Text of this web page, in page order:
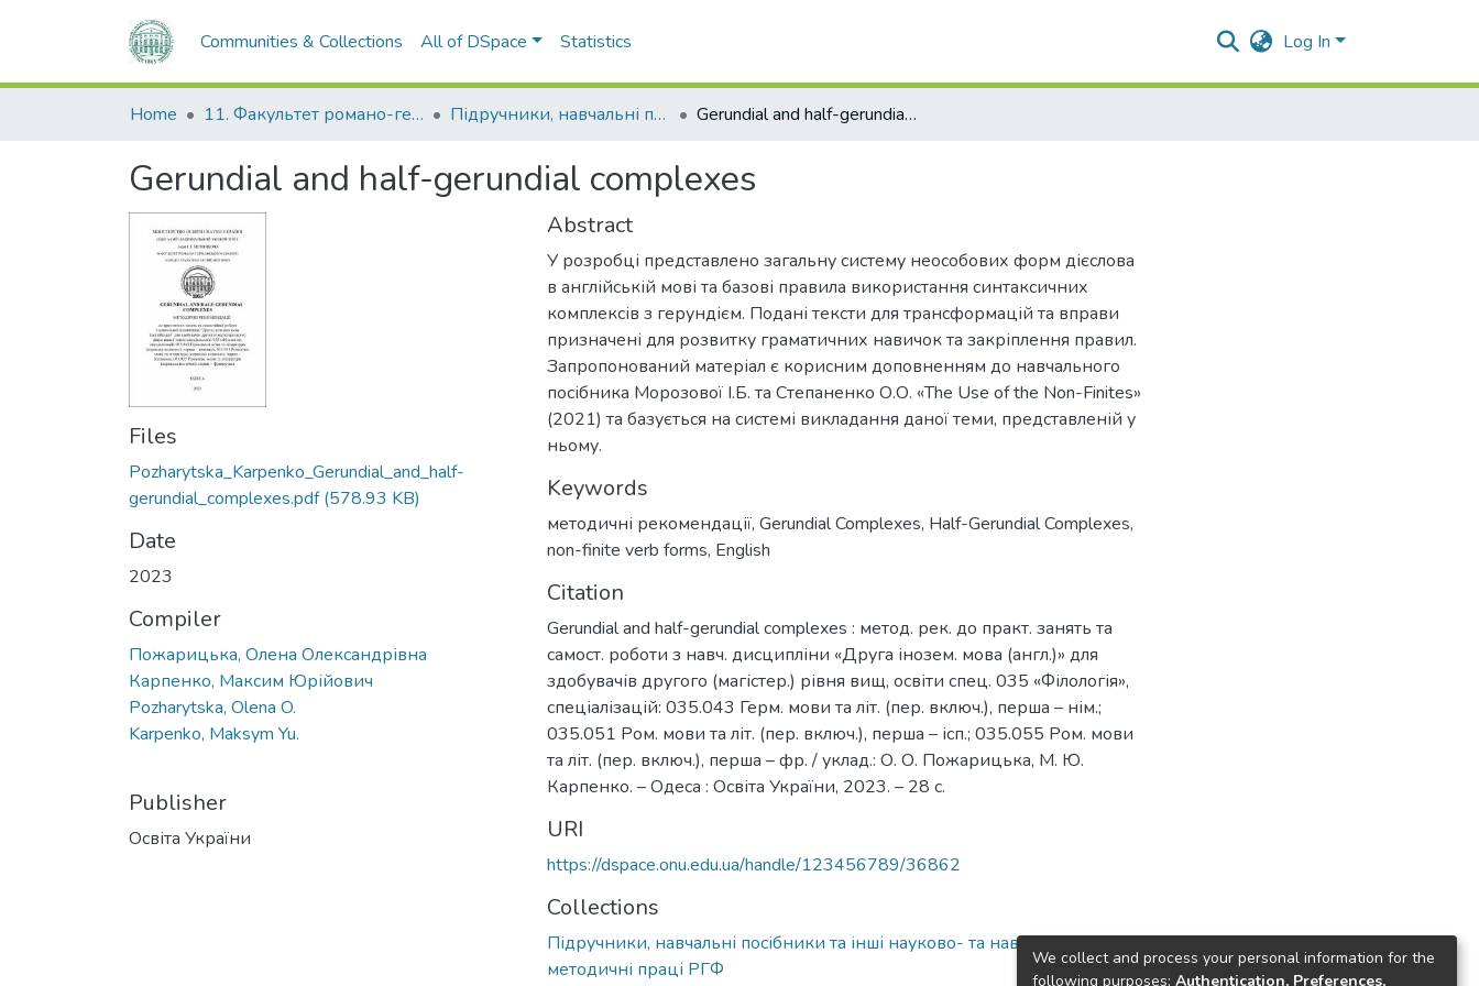
Communities & Collections All of DSpace Statistics Log In
Home 11. Факультет романо-германської філології Підручники, навчальні посібники та інші науково- та навчально-методичні праці РГФ Gerundial and half-gerundial complexes
Gerundial and half-gerundial complexes
Files
Pozharytska_Karpenko_Gerundial_and_half-
gerundial_complexes.pdf(578.93 KB)
Date
2023
Compiler
Пожарицька, Олена Олександрівна
Карпенко, Максим Юрійович
Pozharytska, Olena O.
Karpenko, Maksym Yu.
Publisher
Освіта України
Abstract
У розробці представлено загальну систему неособових форм дієслова
в англійській мові та базові правила використання синтаксичних
комплексів з герундієм. Подані тексти для трансформацій та вправи
призначені для розвитку граматичних навичок та закріплення правил.
Запропонований матеріал є корисним доповненням до навчального
посібника Морозової І.Б. та Степаненко О.О. «The Use of the Non-Finites»
(2021) та базується на системі викладання даної теми, представленій у
ньому.
Keywords
методичні рекомендації, Gerundial Complexes, Half-Gerundial Complexes,
non-finite verb forms, English
Citation
Gerundial and half-gerundial complexes : метод. рек. до практ. занять та
самост. роботи з навч. дисципліни «Друга інозем. мова (англ.)» для
здобувачів другого (магістер.) рівня вищ, освіти спец. 035 «Філологія»,
спеціалізацій: 035.043 Герм. мови та літ. (пер. включ.), перша – нім.;
035.051 Ром. мови та літ. (пер. включ.), перша – ісп.; 035.055 Ром. мови
та літ. (пер. включ.), перша – фр. / уклад.: О. О. Пожарицька, М. Ю.
Карпенко. – Одеса : Освіта України, 2023. – 28 с.
URI
https://dspace.onu.edu.ua/handle/123456789/36862
Collections
Підручники, навчальні посібники та інші науково- та навчально-
методичні праці РГФ
We collect and process your personal information for the
following purposes: Authentication, Preferences,